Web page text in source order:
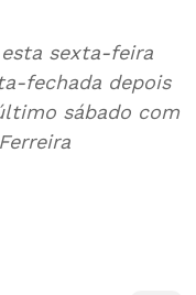
sexta-feira
fechada depois
sábado com